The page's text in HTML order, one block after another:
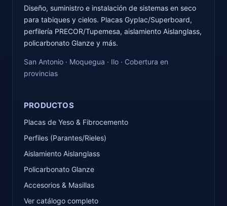
Diseño, suministro e instalación de sistemas en seco
para tabiques y cielos. Placas Gyplac/Superboard,
perfilería PRECOR/Tupemesa, aislamiento Aislanglass,
policarbonato Glanze y más.
San Antonio · Moquegua · Ilo · Cobertura en
provincias
PRODUCTOS
Placas de Yeso & Fibrocemento
Perfiles (Parantes/Rieles)
Aislamiento Aislanglass
Policarbonato Glanze
Accesorios & Masillas
Ver catálogo completo